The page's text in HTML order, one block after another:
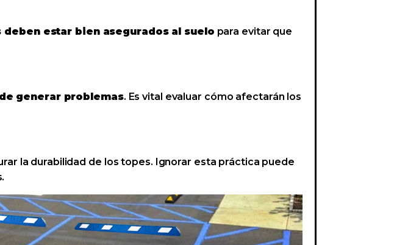
deben estar bien asegurados al suelo para evitar que
generar problemas. Es vital evaluar cómo afectarán los
la durabilidad de los topes. Ignorar esta práctica puede